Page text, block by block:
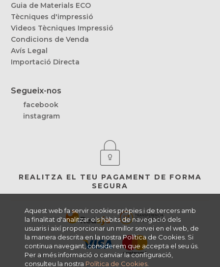
Aquest web fa servir cookies pròpies i de tercers amb
la finalitat d'analitzar els hàbits de navegació dels
usuaris i així proporcionar un millor servei en el web, de
la manera descrita en la nostra Política de Cookies. Si
continua navegant, considerem que accepta el seu ús.
Per a més informació o canviar la configuració,
consulteu la nostra Política de Cookies
Guia de Materials ECO
Tècniques d'impressió
Videos Tècniques Impressió
Condicions de Venda
Avís Legal
Importació Directa
Segueix-nos
facebook
instagram
REALITZA EL TEU PAGAMENT DE FORMA
SEGURA